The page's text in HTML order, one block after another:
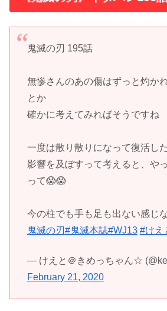
鬼滅の刃 195話
無惨さんのあの傷はずっと灼か
とか
確かに考えてみればそうですね
一度は散り散りになって復活し
影響を及ぼすって考えると、や
って😱😱
今の柱でも手も足も出ない感じ
鬼滅の刃#鬼滅本誌#WJ13 #けえ
— けえと＠きめっちゃん☆
February 21, 2020